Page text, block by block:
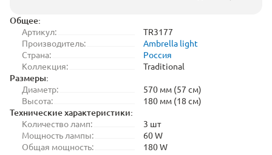
Общее:
Артикул:
TR3177
Производитель:
Ambrella light
Страна:
Россия
Коллекция:
Traditional
Размеры:
Диаметр:
570 мм (57 см)
Высота:
180 мм (18 см)
Технические характеристики:
Количество ламп:
3 шт
Мощность лампы:
60 W
Общая мощность:
180 W